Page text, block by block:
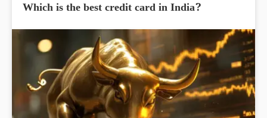
Which is the best credit card in India?